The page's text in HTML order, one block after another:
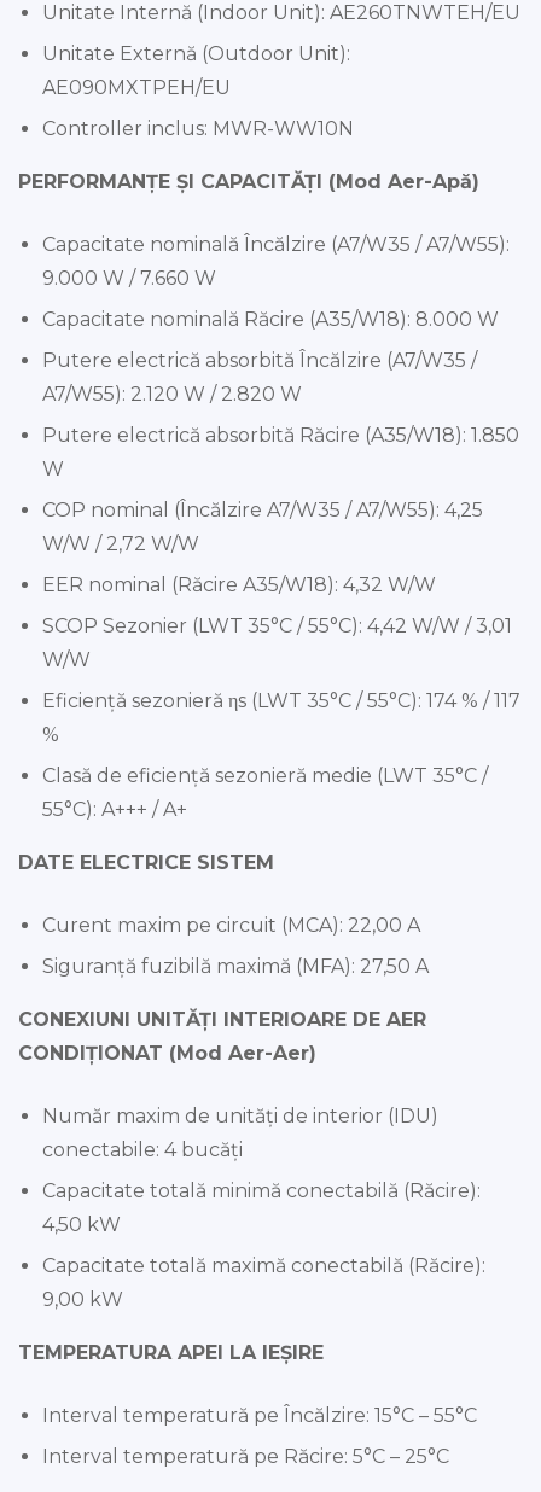
Unitate Internă (Indoor Unit): AE260TNWTEH/EU
Unitate Externă (Outdoor Unit):
AE090MXTPEH/EU
Controller inclus: MWR-WW10N
PERFORMANȚE ȘI CAPACITĂȚI (Mod Aer-Apă)
Capacitate nominală Încălzire (A7/W35 / A7/W55):
9.000 W / 7.660 W
Capacitate nominală Răcire (A35/W18): 8.000 W
Putere electrică absorbită Încălzire (A7/W35 /
A7/W55): 2.120 W / 2.820 W
Putere electrică absorbită Răcire (A35/W18): 1.850
W
COP nominal (Încălzire A7/W35 / A7/W55): 4,25
W/W / 2,72 W/W
EER nominal (Răcire A35/W18): 4,32 W/W
SCOP Sezonier (LWT 35°C / 55°C): 4,42 W/W / 3,01
W/W
Eficiență sezonieră ηs (LWT 35°C / 55°C): 174 % / 117
%
Clasă de eficiență sezonieră medie (LWT 35°C /
55°C): A+++ / A+
DATE ELECTRICE SISTEM
Curent maxim pe circuit (MCA): 22,00 A
Siguranță fuzibilă maximă (MFA): 27,50 A
CONEXIUNI UNITĂȚI INTERIOARE DE AER
CONDIȚIONAT (Mod Aer-Aer)
Număr maxim de unități de interior (IDU)
conectabile: 4 bucăți
Capacitate totală minimă conectabilă (Răcire):
4,50 kW
Capacitate totală maximă conectabilă (Răcire):
9,00 kW
TEMPERATURA APEI LA IEȘIRE
Interval temperatură pe Încălzire: 15°C – 55°C
Interval temperatură pe Răcire: 5°C – 25°C